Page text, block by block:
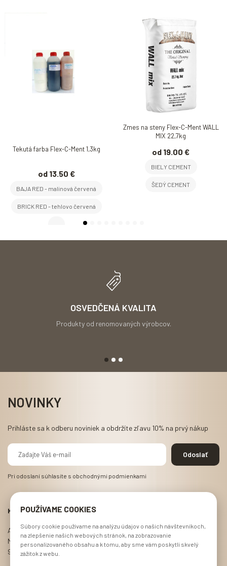
POUŽÍVAME COOKIES
Súbory cookie používame na analýzu údajov o našich návštevníkoch,
na zlepšenie našich webových stránok, na zobrazovanie
personalizovaného obsahu a k tomu, aby sme vám poskytli skvelý
zážitok z webu.
Tekutá farba Flex-C-Ment 1,3kg
od 13.50 €
BAJA RED - malinová červená
BRICK RED - tehlovo červená
Zmes na steny Flex-C-Ment WALL
MIX 22,7kg
od 19.00 €
BIELY CEMENT
ŠEDÝ CEMENT
OSVEDČENÁ KVALITA
Produkty od renomovaných výrobcov.
NOVINKY
Prihláste sa k odberu noviniek a obdržíte zľavu 10% na prvý nákup
Pri odoslaní súhlasíte s obchodnými podmienkami
KONTAKT
Alecto s.r.o.
Michala Kišša 1
911 05 Trenčín